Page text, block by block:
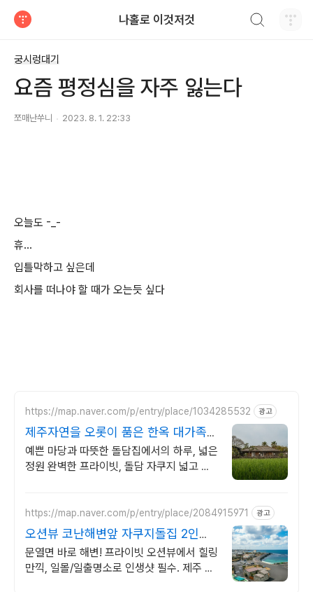
나홀로 이것저것
궁시렁대기
요즘 평정심을 자주 잃는다
쪼매난쑤니 2023. 8. 1. 22:33
오늘도 -_-
휴...
입틀막하고 싶은데
회사를 떠나야 할 때가 오는듯 싶다
https://map.naver.com/p/entry/place/1034285532 광고
제주자연을 오롯이 품은 한옥 대가족형
감성돌집 8인까지
예쁜 마당과 따뜻한 돌담집에서의 하루, 넓은
정원 완벽한 프라이빗, 돌담 자쿠지 넓고 탁
https://map.naver.com/p/entry/place/2084915971 광고
오션뷰 코난해변앞 자쿠지돌집 2인
~10인 대가족/단체예약
문열면 바로 해변! 프라이빗 오션뷰에서 힐링
만끽, 일몰/일출명소로 인생샷 필수. 제주 감